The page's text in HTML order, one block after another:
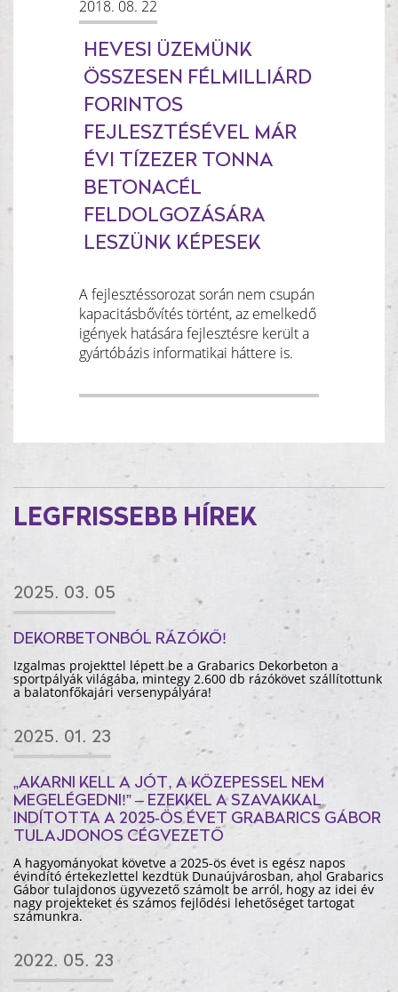
2018. 08. 22
HEVESI ÜZEMÜNK
ÖSSZESEN FÉLMILLIÁRD
FORINTOS
FEJLESZTÉSÉVEL MÁR
ÉVI TÍZEZER TONNA
BETONACÉL
FELDOLGOZÁSÁRA
LESZÜNK KÉPESEK
A fejlesztéssorozat során nem csupán
kapacitásbővítés történt, az emelkedő
igények hatására fejlesztésre került a
gyártóbázis informatikai háttere is.
LEGFRISSEBB HÍREK
2025. 03. 05
DEKORBETONBÓL RÁZÓKŐ!
Izgalmas projekttel lépett be a Grabarics Dekorbeton a
sportpályák világába, mintegy 2.600 db rázókövet szállítottunk
a balatonfőkajári versenypályára!
2025. 01. 23
„AKARNI KELL A JÓT, A KÖZEPESSEL NEM
MEGELÉGEDNI!” – EZEKKEL A SZAVAKKAL
INDÍTOTTA A 2025-ÖS ÉVET GRABARICS GÁBOR
TULAJDONOS CÉGVEZETŐ
A hagyományokat követve a 2025-ös évet is egész napos
évindító értekezlettel kezdtük Dunaújvárosban, ahol Grabarics
Gábor tulajdonos ügyvezető számolt be arról, hogy az idei év
nagy projekteket és számos fejlődési lehetőséget tartogat
számunkra.
2022. 05. 23